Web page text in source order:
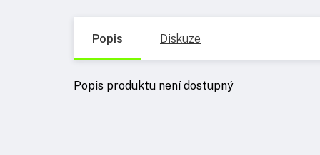
Popis Diskuze
Popis produktu není dostupný